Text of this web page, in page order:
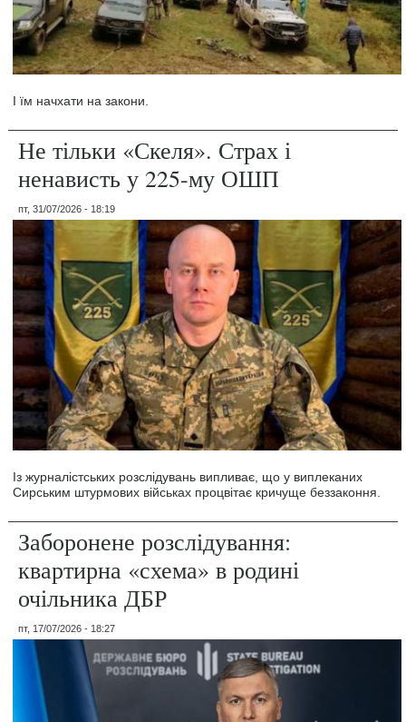
І їм начхати на закони.
Не тільки «Скеля». Страх і
ненависть у 225-му ОШП
пт, 31/07/2026 - 18:19
Із журналістських розслідувань випливає, що у виплеканих
Сирським штурмових військах процвітає кричуще беззаконня.
Заборонене розслідування:
квартирна «схема» в родині
очільника ДБР
пт, 17/07/2026 - 18:27